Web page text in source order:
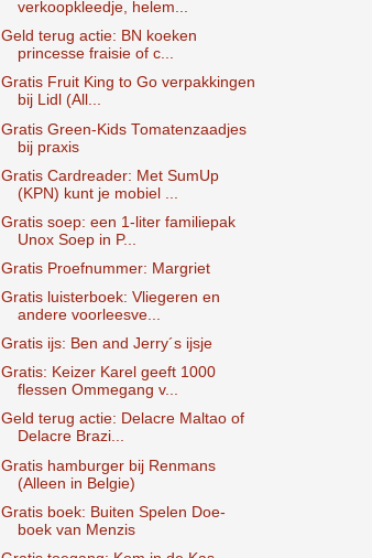
verkoopkleedje, helem...
Geld terug actie: BN koeken
princesse fraisie of c...
Gratis Fruit King to Go verpakkingen
bij Lidl (All...
Gratis Green-Kids Tomatenzaadjes
bij praxis
Gratis Cardreader: Met SumUp
(KPN) kunt je mobiel ...
Gratis soep: een 1-liter familiepak
Unox Soep in P...
Gratis Proefnummer: Margriet
Gratis luisterboek: Vliegeren en
andere voorleesve...
Gratis ijs: Ben and Jerry´s ijsje
Gratis: Keizer Karel geeft 1000
flessen Ommegang v...
Geld terug actie: Delacre Maltao of
Delacre Brazi...
Gratis hamburger bij Renmans
(Alleen in Belgie)
Gratis boek: Buiten Spelen Doe-
boek van Menzis